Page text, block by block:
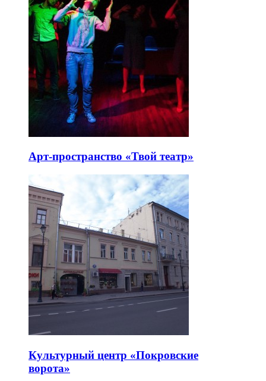
Арт-пространство «Твой театр»
Культурный центр «Покровские
ворота»